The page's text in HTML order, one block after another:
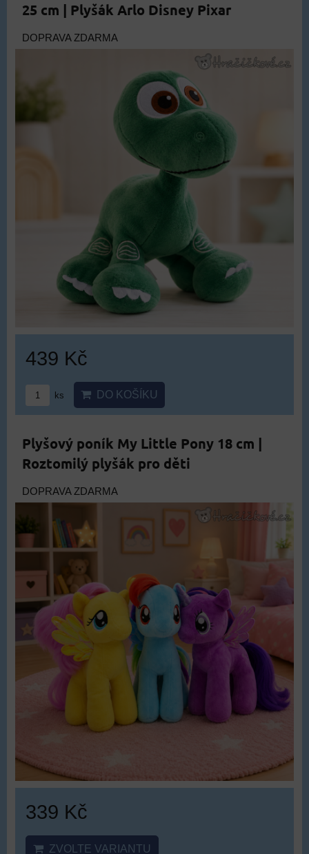
25 cm | Plyšák Arlo Disney Pixar
DOPRAVA ZDARMA
439 Kč
ks DO KOŠÍKU
Plyšový poník My Little Pony 18 cm |
Roztomilý plyšák pro děti
DOPRAVA ZDARMA
339 Kč
ZVOLTE VARIANTU